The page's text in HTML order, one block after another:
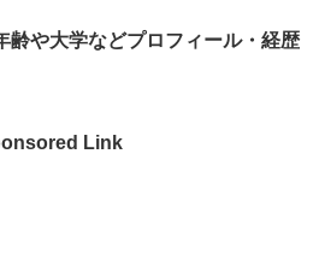
齢や大学などプロフィール・経歴
Link